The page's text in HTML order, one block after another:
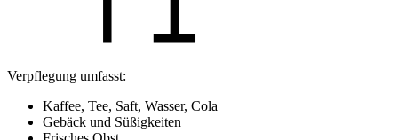
Verpflegung umfasst:
Kaffee, Tee, Saft, Wasser, Cola
Gebäck und Süßigkeiten